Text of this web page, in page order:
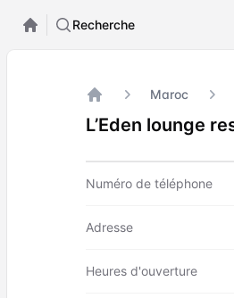
Recherche
Accueil
Maroc
L’Eden lounge
Contact L’Eden
Numéro de téléphone
Adresse
Heures d'ouverture